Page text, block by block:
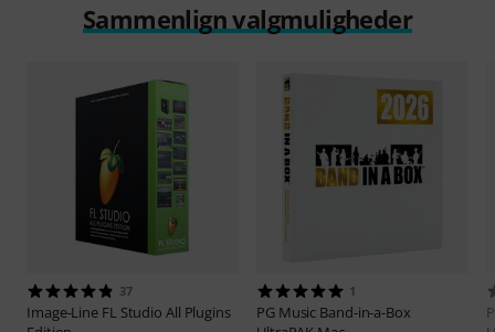
Sammenlign valgmuligheder
37
Image-Line FL Studio All Plugins
1
PG Music Band-in-a-Box